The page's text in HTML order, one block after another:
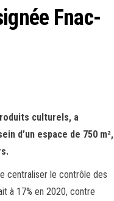
Fnac-
culturels, a
d’un espace de 750 m²,
centraliser le contrôle des
à 17% en 2020, contre